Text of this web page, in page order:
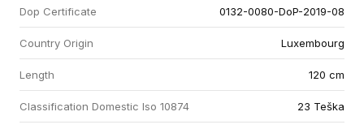
Dop Certificate 0132-0080-DoP-2019-08
Country Origin Luxembourg
Length 120 cm
Classification Domestic Iso 10874 23 Teška